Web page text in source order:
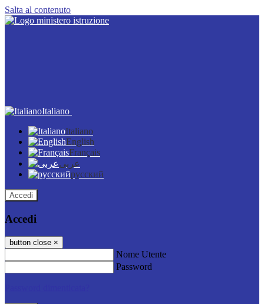
Salta al contenuto
Italiano
Italiano
English
Français
عربى
русский
Accedi
Accedi
button close ×
Nome Utente
Password